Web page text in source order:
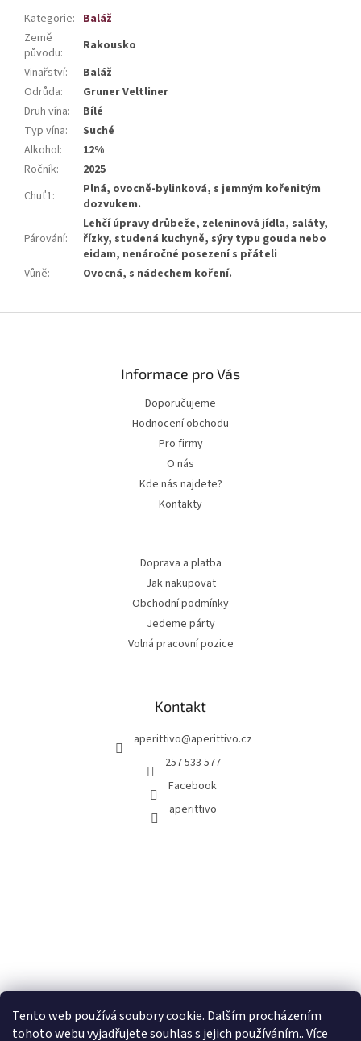
Tento web používá soubory cookie. Dalším procházením
tohoto webu vyjadřujete souhlas s jejich používáním.. Více
Kategorie: Baláž
Země
původu:
Rakousko
Vinařství:
Baláž
Odrůda:
Gruner Veltliner
Druh vína:
Bílé
Typ vína:
Suché
Alkohol:
12%
Ročník:
2025
Chuť1:
Plná, ovocně-bylinková, s jemným kořenitým
dozvukem.
Párování:
Lehčí úpravy drůbeže, zeleninová jídla, saláty,
řízky, studená kuchyně, sýry typu gouda nebo
eidam, nenáročné posezení s přáteli
Vůně: Ovocná, s nádechem koření.
Informace pro Vás
Doporučujeme
Hodnocení obchodu
Pro firmy
O nás
Kde nás najdete?
Kontakty
Doprava a platba
Jak nakupovat
Obchodní podmínky
Jedeme párty
Volná pracovní pozice
Kontakt
aperittivo@aperittivo.cz
257 533 577
Facebook
aperittivo